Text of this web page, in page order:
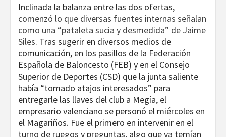
Inclinada la balanza entre las dos ofertas,
comenzó lo que diversas fuentes internas señalan
como una “pataleta sucia y desmedida” de Jaime
Siles. Tras sugerir en diversos medios de
comunicación, en los pasillos de la Federación
Española de Baloncesto (FEB) y en el Consejo
Superior de Deportes (CSD) que la junta saliente
había “tomado atajos interesados” para
entregarle las llaves del club a Megía, el
empresario valenciano se personó el miércoles en
el Magariños. Fue el primero en intervenir en el
turno de ruegos y preguntas, algo que ya temían